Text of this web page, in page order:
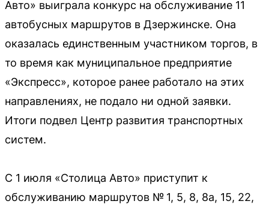
Авто» выиграла конкурс на обслуживание 11
автобусных маршрутов в Дзержинске. Она
оказалась единственным участником торгов, в
то время как муниципальное предприятие
«Экспресс», которое ранее работало на этих
направлениях, не подало ни одной заявки.
Итоги подвел Центр развития транспортных
систем.
С 1 июля «Столица Авто» приступит к
обслуживанию маршрутов № 1, 5, 8, 8а, 15, 22,